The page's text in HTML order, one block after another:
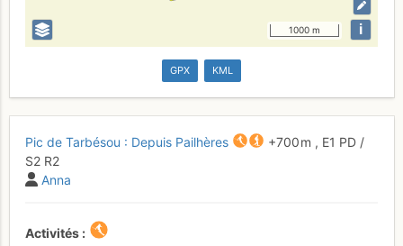
1000 m i
GPX KML
Pic de Tarbésou : Depuis Pailhères +700 m , E1 PD /
S2 R2
Anna
Activités